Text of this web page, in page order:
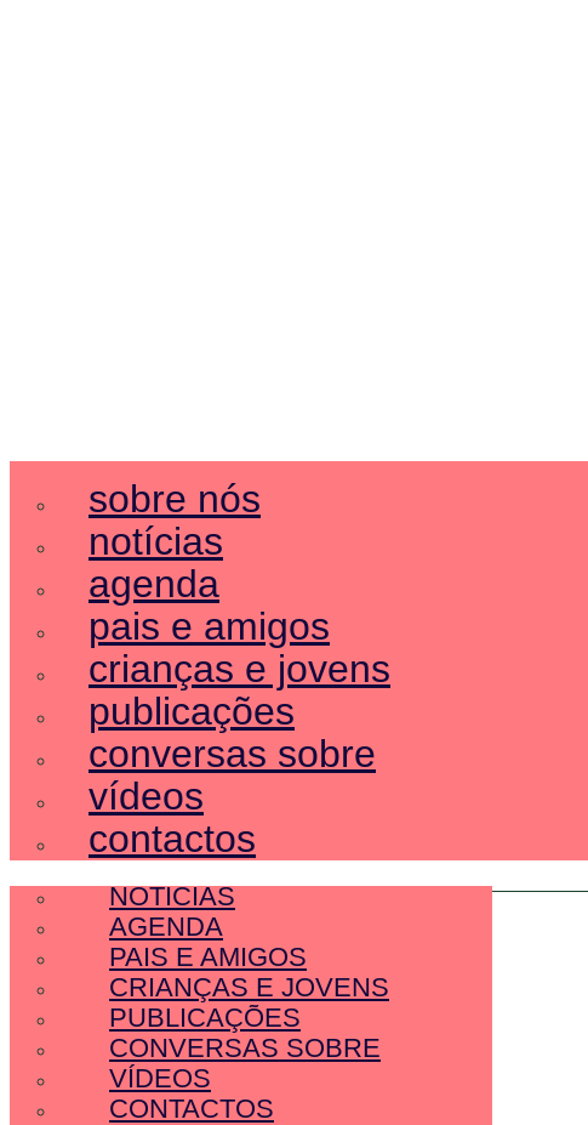
sobre nós
notícias
agenda
pais e amigos
crianças e jovens
publicações
conversas sobre
vídeos
contactos
SOBRE NÓS
NOTÍCIAS
AGENDA
PAIS E AMIGOS
CRIANÇAS E JOVENS
PUBLICAÇÕES
CONVERSAS SOBRE
VÍDEOS
CONTACTOS